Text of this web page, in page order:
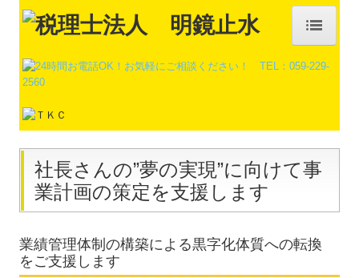
HOME
事務所紹介
経営理念
交通案内
業務案内
インボイス、電子帳簿保存法、クラウド
社長さんの”夢の実現”に向けて事
業計画の策定を支援します
業績管理体制の構築による黒字化体質への転換
をご支援します